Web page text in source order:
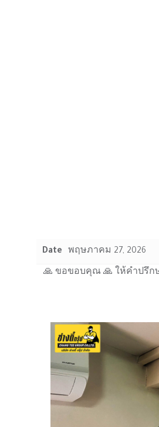
Date พฤษภาคม 27, 2026
🙏 ขอขอบคุณ 🙏 ให้คำปรึก